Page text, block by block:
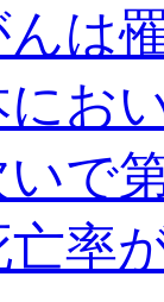
は
お
で
率